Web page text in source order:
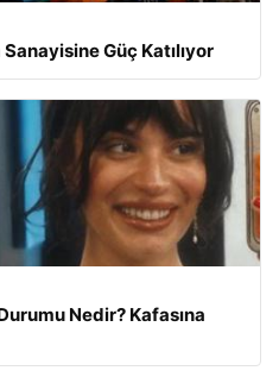
Güç Katılıyor
Nedir? Kafasına